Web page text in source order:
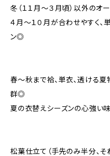
冬（１１月〜３月頃）以外のオ
４月〜１０月が合わせやすく
ン◎
春〜秋まで袷、単衣、透ける
群◎
夏の衣替えシーズンの心強い味
松葉仕立て（手先のみ半分、